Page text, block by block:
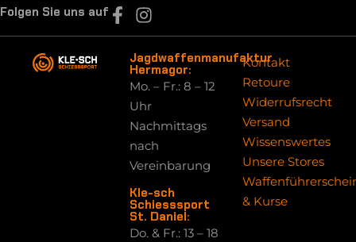
Folgen Sie uns auf
Jagdwaffenmanufaktur
Hermagor:
Mo. – Fr.: 8 – 12
Uhr
Nachmittags
nach
Vereinbarung
Kle-sch
Schiesssport
St. Daniel:
Do. & Fr.: 13 – 18
Kontakt
Retoure
Widerrufsrecht
Versand
Wissenswertes
Unsere Stores
& Kurse